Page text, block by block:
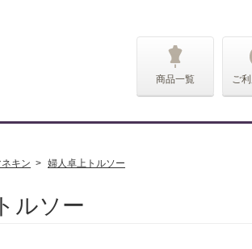
商品一覧 ご
キン > 婦人卓上トルソー
ルソー